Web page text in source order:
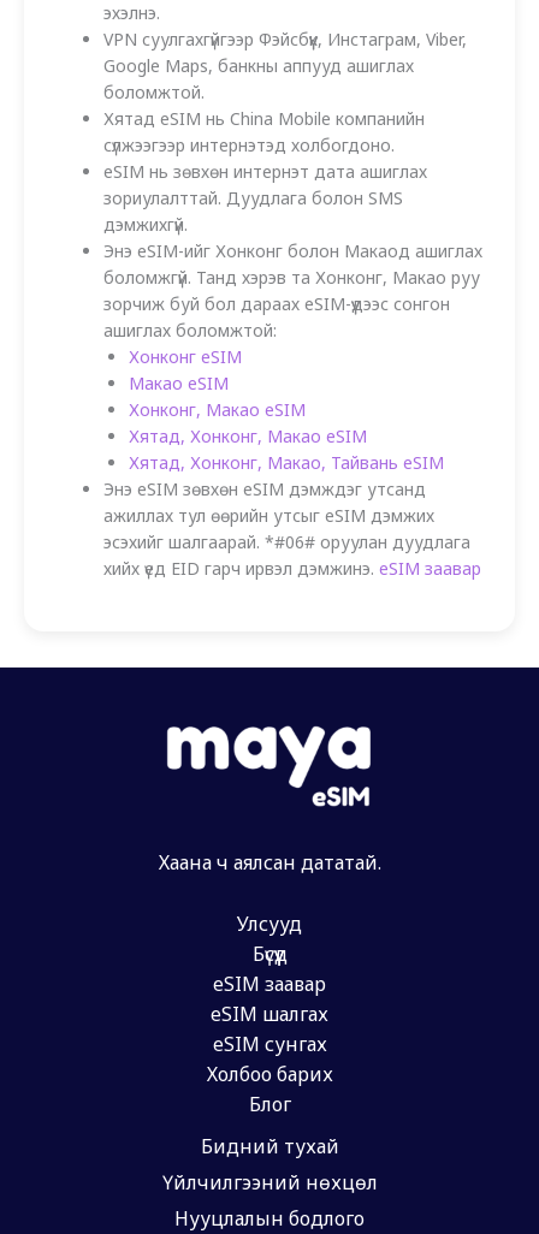
эхэлнэ.
VPN суулгахгүйгээр Фэйсбүүк, Инстаграм, Viber,
Google Maps, банкны аппууд ашиглах
боломжтой.
Хятад eSIM нь China Mobile компанийн
сүлжээгээр интернэтэд холбогдоно.
eSIM нь зөвхөн интернэт дата ашиглах
зориулалттай. Дуудлага болон SMS
дэмжихгүй.
Энэ eSIM-ийг Хонконг болон Макаод ашиглах
боломжгүй. Танд хэрэв та Хонконг, Макао руу
зорчиж буй бол дараах eSIM-үүдээс сонгон
ашиглах боломжтой:
Хонконг eSIM
Макао eSIM
Хонконг, Макао eSIM
Хятад, Хонконг, Макао eSIM
Хятад, Хонконг, Макао, Тайвань eSIM
Энэ eSIM зөвхөн eSIM дэмждэг утсанд
ажиллах тул өөрийн утсыг eSIM дэмжих
эсэхийг шалгаарай. *#06# оруулан дуудлага
хийх үед EID гарч ирвэл дэмжинэ. eSIM заавар
Хаана ч аялсан дататай.
Улсууд
Бүсүүд
eSIM заавар
eSIM шалгах
eSIM сунгах
Холбоо барих
Блог
Бидний тухай
Үйлчилгээний нөхцөл
Нууцлалын бодлого